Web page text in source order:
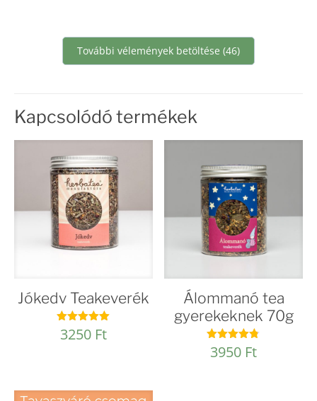
További vélemények betöltése (46)
Kapcsolódó termékek
Jókedv Teakeverék
Értékelés:
5.00
3250 Ft
Álommanó tea
gyerekeknek 70g
Értékelés:
4.74
3950 Ft